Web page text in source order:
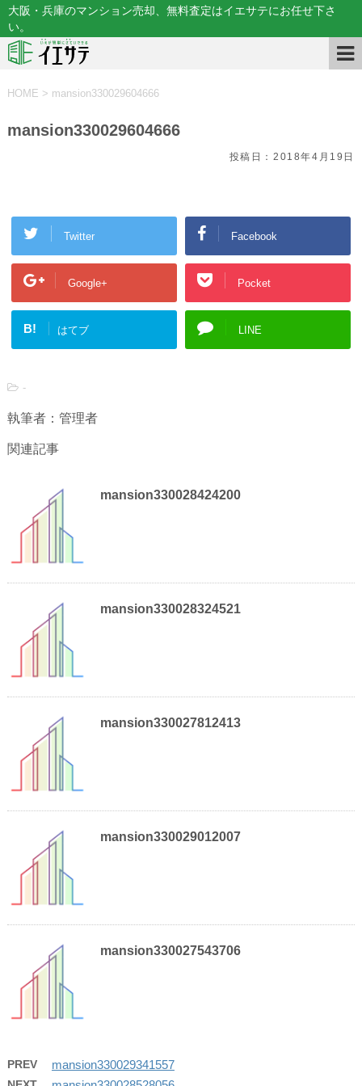
大阪・兵庫のマンション売却、無料査定はイエサテにお任せ下さ
い。
HOME > mansion330029604666
mansion330029604666
投稿日：2018年4月19日
Twitter Facebook
Google+ Pocket
B! はてブ LINE
-
執筆者：管理者
関連記事
mansion330028424200
mansion330028324521
mansion330027812413
mansion330029012007
mansion330027543706
PREV mansion330029341557